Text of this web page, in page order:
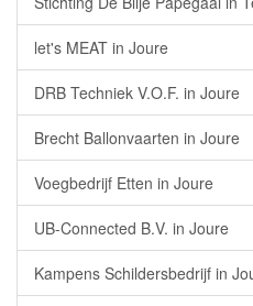
let's MEAT in Joure
DRB Techniek V.O.F. in Joure
Brecht Ballonvaarten in Joure
Voegbedrijf Etten in Joure
UB-Connected B.V. in Joure
Kampens Schildersbedrijf in